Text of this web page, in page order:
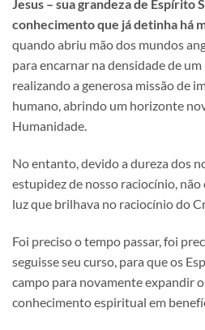
Jesus – sua grandeza de
conhecimento que já detinha há
quando abriu mão dos mundos
para encarnar na densidade de
realizando a generosa missão de
humano, abrindo um horizonte
Humanidade.
No entanto, devido a dureza dos
estupidez de nosso raciocínio,
luz que brilhava no raciocínio do
Foi preciso o tempo passar, foi
seguisse seu curso, para que os
campo para novamente expandir
conhecimento espiritual em